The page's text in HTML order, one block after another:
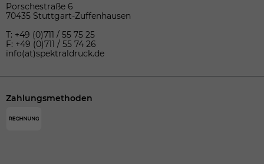
Porschestraße 6
70435 Stuttgart-Zuffenhausen
T: +49 (0)711 / 55 75 25
F: +49 (0)711 / 55 74 26
info(at)spektraldruck.de
Zahlungsmethoden